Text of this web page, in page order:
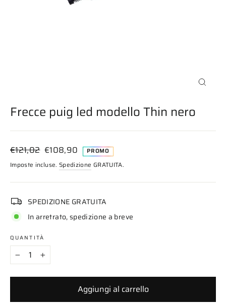
Frecce puig led modello Thin nero
Prezzo
di
listino
€121,02 Prezzo
scontato
€108,90 PROMO
Imposte incluse. Spedizione GRATUITA.
SPEDIZIONE GRATUITA
In arretrato, spedizione a breve
QUANTITÀ
+
Aggiungi al carrello